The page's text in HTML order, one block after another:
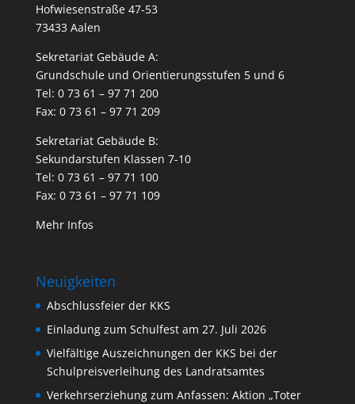
Hofwiesenstraße 47-53
73433 Aalen
Sekretariat Gebäude A:
Grundschule und Orientierungsstufen 5 und 6
Tel: 0 73 61 – 97 71 200
Fax: 0 73 61 – 97 71 209
Sekretariat Gebäude B:
Sekundarstufen Klassen 7-10
Tel: 0 73 61 – 97 71 100
Fax: 0 73 61 – 97 71 109
Mehr Infos
Neuigkeiten
Abschlussfeier der KKS
Einladung zum Schulfest am 27. Juli 2026
Vielfältige Auszeichnungen der KKS bei der
Schulpreisverleihung des Landratsamtes
Verkehrserziehung zum Anfassen: Aktion „Toter